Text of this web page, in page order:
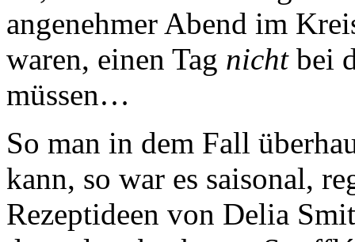
angenehmer Abend im
waren, einen Tag nichtbei
müssen…
So man in dem Fall
kann, so war es saisonal,
Rezeptideen von Delia